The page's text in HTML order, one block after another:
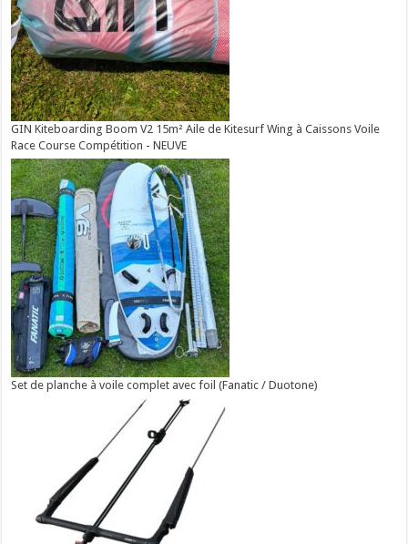
GIN Kiteboarding Boom V2 15m² Aile de Kitesurf Wing à Caissons Voile
Race Course Compétition - NEUVE
Set de planche à voile complet avec foil (Fanatic / Duotone)